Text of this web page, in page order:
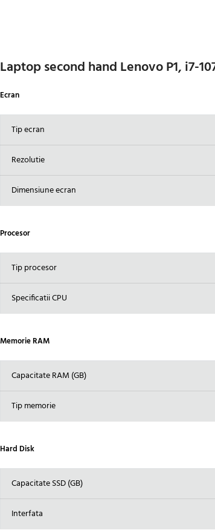
Laptop second hand Lenovo P1, i7-
Ecran
Tip ecran
Rezolutie
Dimensiune ecran
Procesor
Tip procesor
Specificatii CPU
Memorie RAM
Capacitate RAM (GB)
Tip memorie
Hard Disk
Capacitate SSD (GB)
Interfata